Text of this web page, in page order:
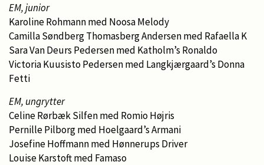
EM, junior
Karoline Rohmann med Noosa Melody
Camilla Søndberg Thomasberg Andersen med Rafaella K
Sara Van Deurs Pedersen med Katholm’s Ronaldo
Victoria Kuusisto Pedersen med Langkjærgaard’s Donna
Fetti
EM, ungrytter
Celine Rørbæk Silfen med Romio Højris
Pernille Pilborg med Hoelgaard’s Armani
Josefine Hoffmann med Hønnerups Driver
Louise Karstoft med Famaso